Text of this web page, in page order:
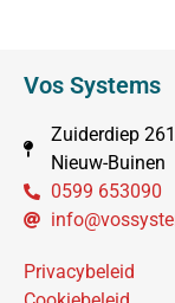
Vos Systems
Zuiderdiep 261
Nieuw-Buinen
0599 653090
Privacybeleid